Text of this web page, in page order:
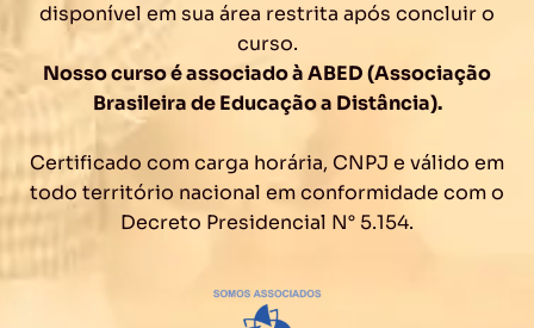
disponível em sua área restrita após concluir o
curso.
Nosso curso é associado à ABED (Associação
Brasileira de Educação a Distância).
Certificado com carga horária, CNPJ e válido em
todo território nacional em conformidade com o
Decreto Presidencial N° 5.154.